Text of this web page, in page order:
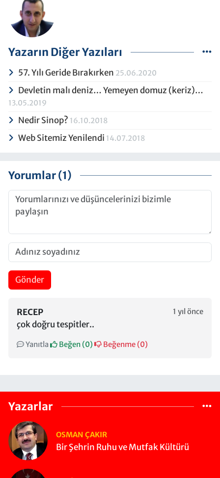
Yazarın Diğer Yazıları
57. Yılı Geride Bırakırken 25.06.2020
Devletin malı deniz… Yemeyen domuz (keriz)…
13.05.2019
Nedir Sinop? 16.10.2018
Web Sitemiz Yenilendi 14.07.2018
Yorumlar (1)
Gönder
RECEP 1 yıl önce
çok doğru tespitler..
Yanıtla Beğen (0) Beğenme (0)
Yazarlar
OSMAN ÇAKIR
Bir Şehrin Ruhu ve Mutfak Kültürü